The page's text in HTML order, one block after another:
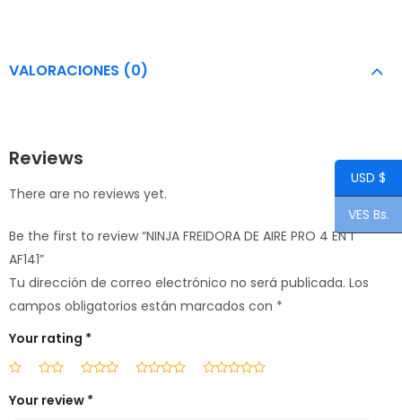
VALORACIONES (0)
Reviews
There are no reviews yet.
Be the first to review “NINJA FREIDORA DE AIRE PRO 4 EN 1
AF141”
Tu dirección de correo electrónico no será publicada. Los
campos obligatorios están marcados con *
Your rating *
Your review *
USD $
VES Bs.